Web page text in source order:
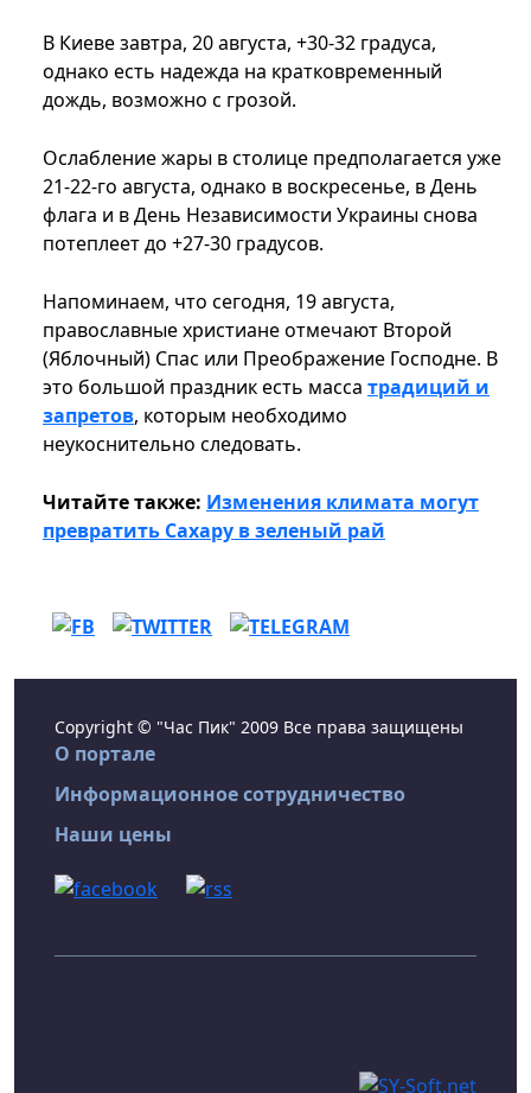
В Киеве завтра, 20 августа, +30-32 градуса,
однако есть надежда на кратковременный
дождь, возможно с грозой.
Ослабление жары в столице предполагается уже
21-22-го августа, однако в воскресенье, в День
флага и в День Независимости Украины снова
потеплеет до +27-30 градусов.
Напоминаем, что сегодня, 19 августа,
православные христиане отмечают Второй
(Яблочный) Спас или Преображение Господне. В
это большой праздник есть масса традиций и
запретов, которым необходимо
неукоснительно следовать.
Читайте также: Изменения климата могут
превратить Сахару в зеленый рай
Copyright © "Час Пик" 2009 Все права защищены
О портале
Информационное сотрудничество
Наши цены